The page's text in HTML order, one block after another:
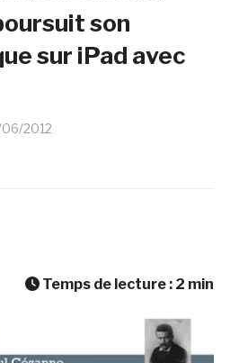
son
sur iPad avec
06/2012
Temps de lecture : 2 min